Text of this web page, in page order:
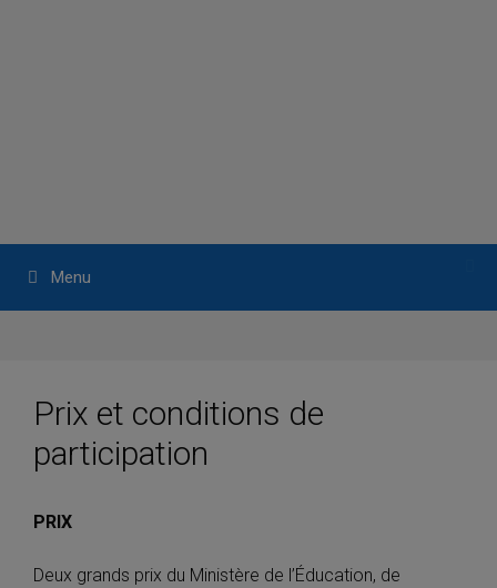
Menu
Prix et conditions de
participation
PRIX
Deux grands prix du Ministère de l’Éducation, de